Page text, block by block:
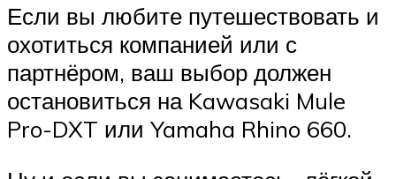
Если вы любите путешествовать и
охотиться компанией или с
партнёром, ваш выбор должен
остановиться на Kawasaki Mule
Pro-DXT или Yamaha Rhino 660.